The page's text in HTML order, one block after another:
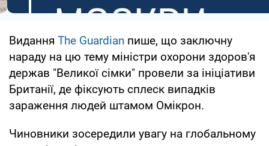
Видання The Guardian пише, що заключну
нараду на цю тему міністри охорони здоров'я
держав "Великої сімки" провели за ініціативи
Британії, де фіксують сплеск випадків
зараження людей штамом Омікрон.
Чиновники зосередили увагу на глобальному